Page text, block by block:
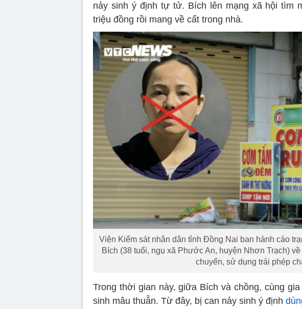
nảy sinh ý định tự tử. Bích lên mạng xã hội tìm
triệu đồng rồi mang về cất trong nhà.
Viện Kiểm sát nhân dân tỉnh Đồng Nai ban hành cáo
Bích (38 tuổi, ngụ xã Phước An, huyện Nhơn Trạch) về
chuyển, sử dụng trái phép
Trong thời gian này, giữa Bích và chồng, cùng
sinh mâu thuẫn. Từ đây, bị can nảy sinh ý định